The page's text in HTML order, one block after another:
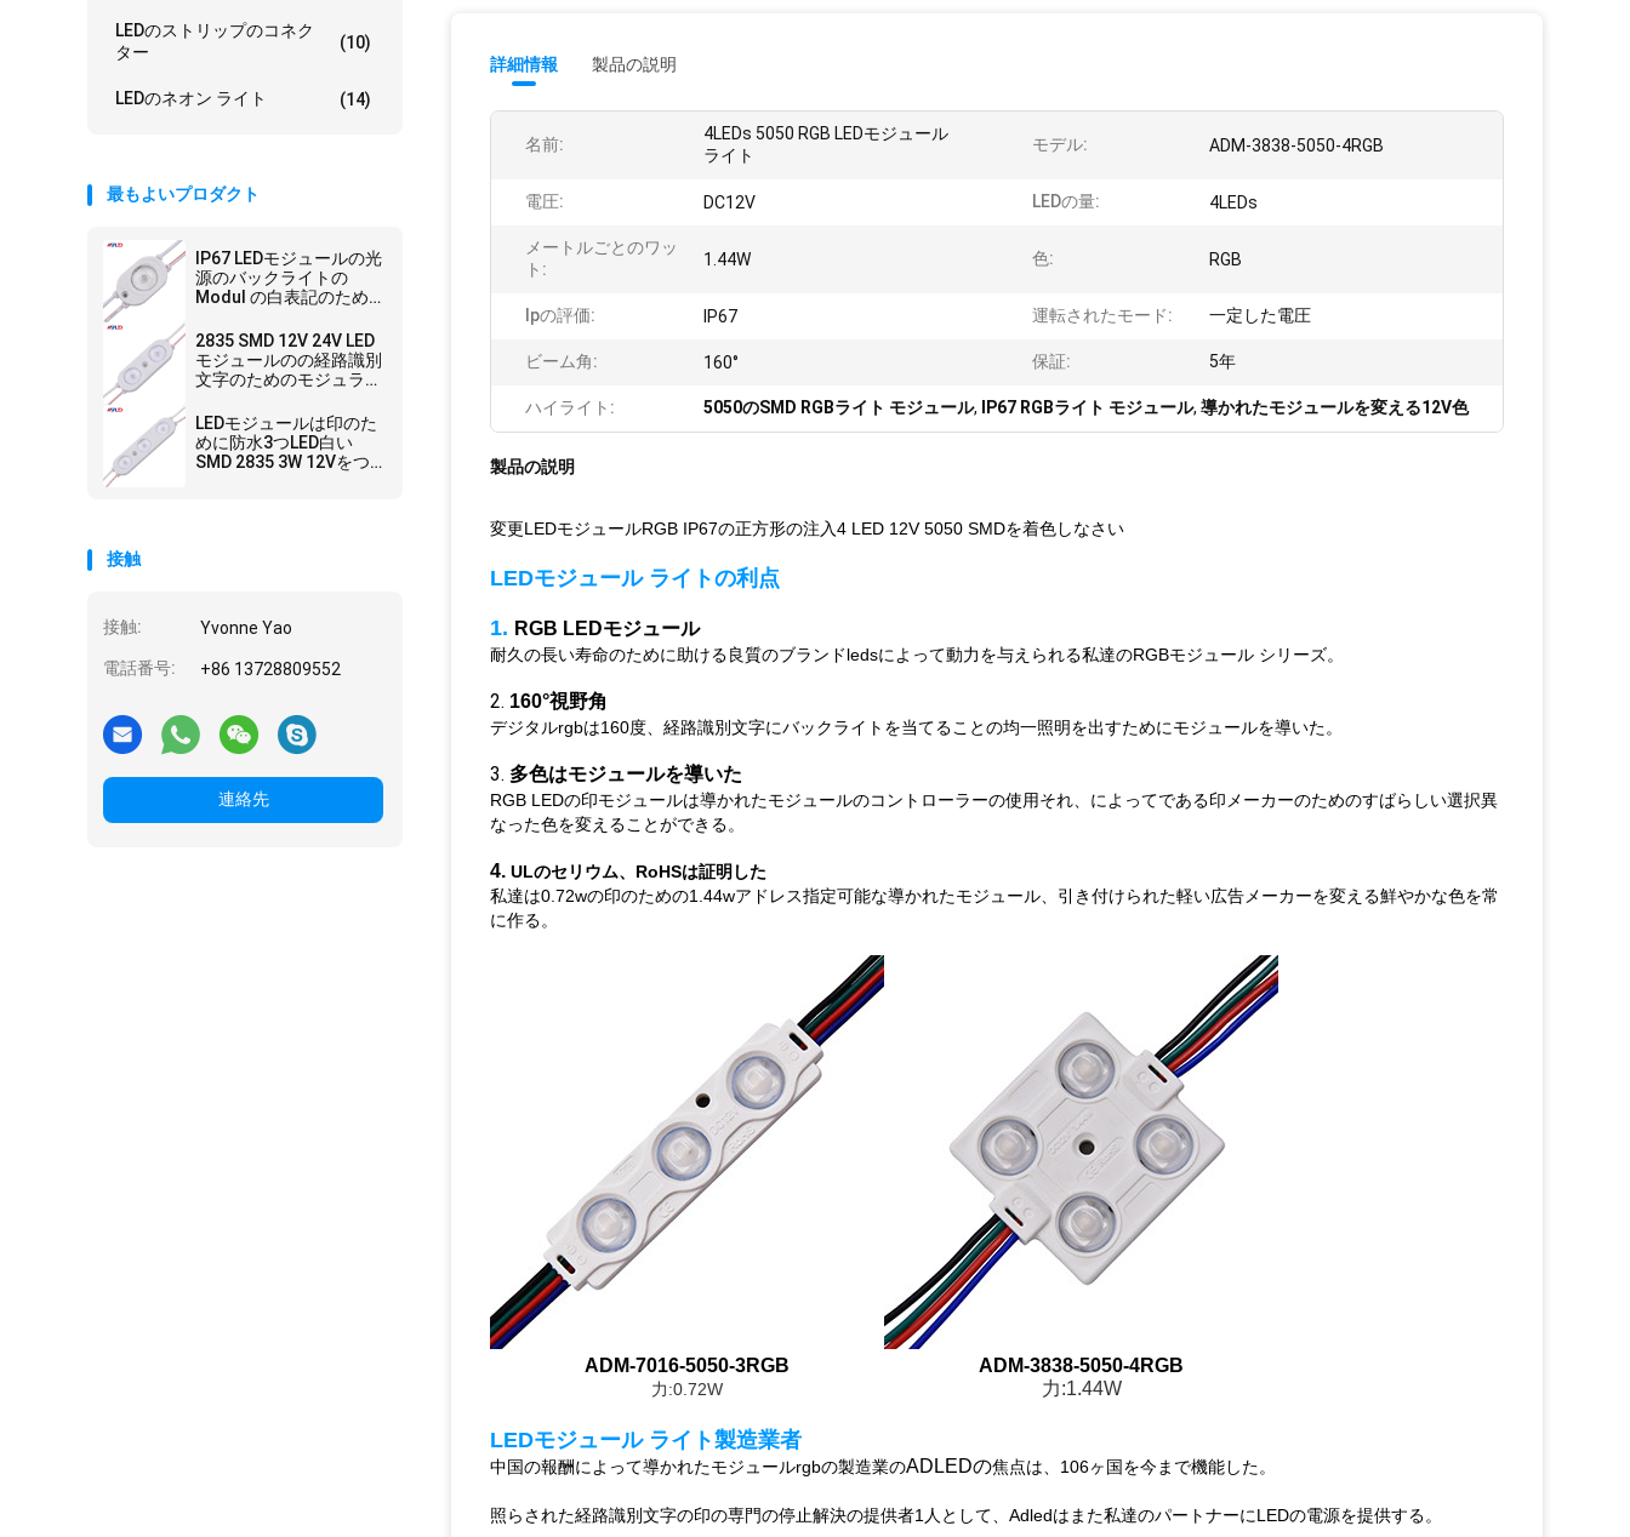
LEDのストリップのコネク
ター
(10)
LEDのネオン ライト (14)
最もよいプロダクト
IP67 LEDモジュールの光
源のバックライトの
Modul の白表記のため
型
2835 SMD 12V 24V LED
モジュールのの経路識別
文字のためのモジュラー
の白
LEDモジュールは印のた
めに防水3つLED白い
SMD 2835 3W 12Vをつ
接触
接触: Yvonne Yao
電話番号: +86 13728809552
連絡先
詳細情報 製品の説明
名前:
4LEDs 5050 RGB LEDモジュール
ライト
モデル: ADM-3838-5050-4RGB
電圧: DC12V LEDの量: 4LEDs
メートルごとのワッ
ト:
1.44W 色: RGB
Ipの評価: IP67 運転されたモード: 一定した電圧
ビーム角: 160° 保証: 5年
ハイライト: 5050のSMD RGBライト モジュール, IP67 RGBライト モジュール, 導かれたモジュールを変える12V色
製品の説明
変更LEDモジュールRGB IP67の正方形の注入4 LED 12V 5050 SMDを着色しなさい
LEDモジュール ライトの利点
1. RGB LEDモジュール
耐久の長い寿命のために助ける良質のブランドledsによって動力を与えられる私達のRGBモジュール シリーズ。
2. 160°視野角
デジタルrgbは160度、経路識別文字にバックライトを当てることの均一照明を出すためにモジュールを導いた。
3. 多色はモジュールを導いた
RGB LEDの印モジュールは導かれたモジュールのコントローラーの使用それ、によってである印メーカーのためのすばらしい選択異
なった色を変えることができる。
4. ULのセリウム、RoHSは証明した
私達は0.72wの印のための1.44wアドレス指定可能な導かれたモジュール、引き付けられた軽い広告メーカーを変える鮮やかな色を常
に作る。
ADM-7016-5050-3RGB
力:0.72W
ADM-3838-5050-4RGB
力:1.44W
LEDモジュール ライト製造業者
中国の報酬によって導かれたモジュールrgbの製造業のADLEDの焦点は、106ヶ国を今まで機能した。
照らされた経路識別文字の印の専門の停止解決の提供者1人として、Adledはまた私達のパートナーにLEDの電源を提供する。